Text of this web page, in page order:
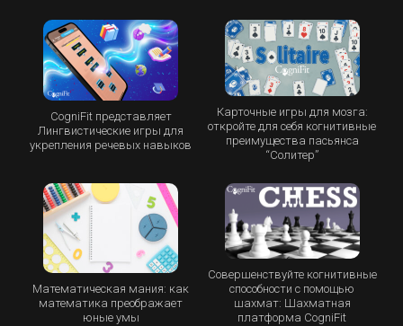
CogniFit представляет
Лингвистические игры для
укрепления речевых навыков
Карточные игры для мозга:
откройте для себя когнитивные
преимущества пасьянса
“Cолитер”
Математическая мания: как
математика преображает
юные умы
Совершенствуйте когнитивные
способности с помощью
шахмат: Шахматная
платформа CogniFit